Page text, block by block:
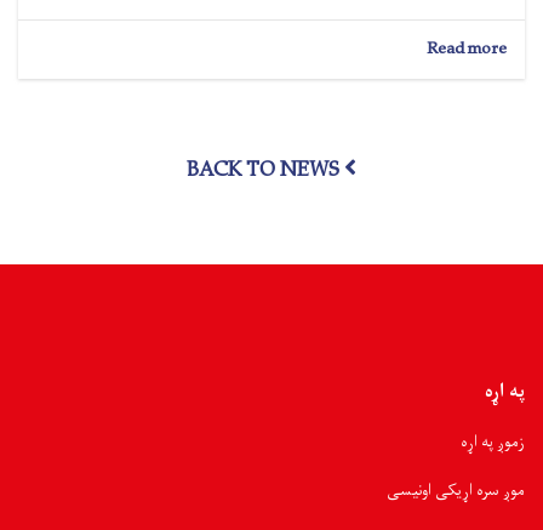
Read more
کابل؛
کې
BACK TO NEWS
په اړه
زموږ په اړه
موږ سره اړیکی اونیسی